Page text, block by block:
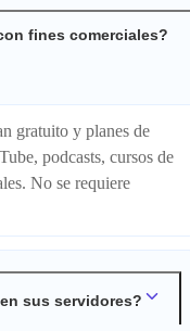
fines comerciales?
gratuito y planes de
podcasts, cursos de
No se requiere
sus servidores?